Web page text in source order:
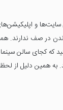
و
در صف ندارند.
که کجای سالن سینما
به همین دلیل از